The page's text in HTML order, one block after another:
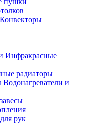
пушки
Конвекторы
Инфракрасные
радиаторы
Водонагреватели и
рук